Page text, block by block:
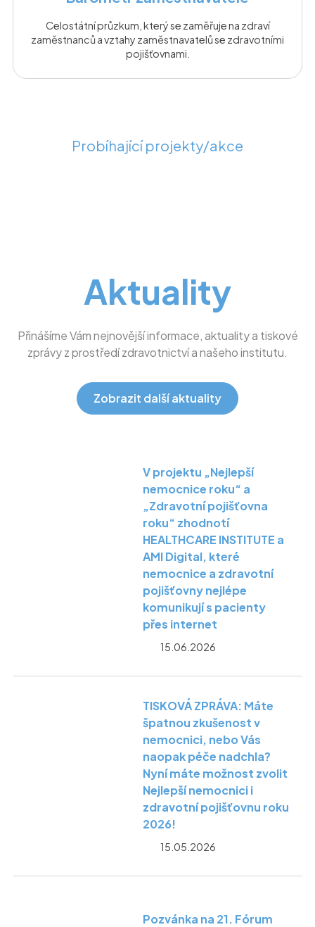
Celostátní průzkum, který se zaměřuje na zdraví
zaměstnanců a vztahy zaměstnavatelů se zdravotními
pojišťovnami.
Probíhající projekty/akce
Aktuality
Přinášíme Vám nejnovější informace, aktuality a tiskové
zprávy z prostředí zdravotnictví a našeho institutu.
Zobrazit další aktuality
V projektu „Nejlepší
nemocnice roku“ a
„Zdravotní pojišťovna
roku“ zhodnotí
HEALTHCARE INSTITUTE a
AMI Digital, které
nemocnice a zdravotní
pojišťovny nejlépe
komunikují s pacienty
přes internet
15.06.2026
TISKOVÁ ZPRÁVA: Máte
špatnou zkušenost v
nemocnici, nebo Vás
naopak péče nadchla?
Nyní máte možnost zvolit
Nejlepší nemocnici i
zdravotní pojišťovnu roku
2026!
15.05.2026
Pozvánka na 21. Fórum